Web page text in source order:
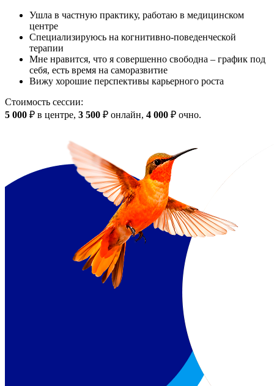
Ушла в частную практику, работаю в медицинском
центре
Специализируюсь на когнитивно-поведенческой
терапии
Мне нравится, что я совершенно свободна – график под
себя, есть время на саморазвитие
Вижу хорошие перспективы карьерного роста
Стоимость сессии:
5 000 ₽ в центре, 3 500 ₽ онлайн, 4 000 ₽ очно.